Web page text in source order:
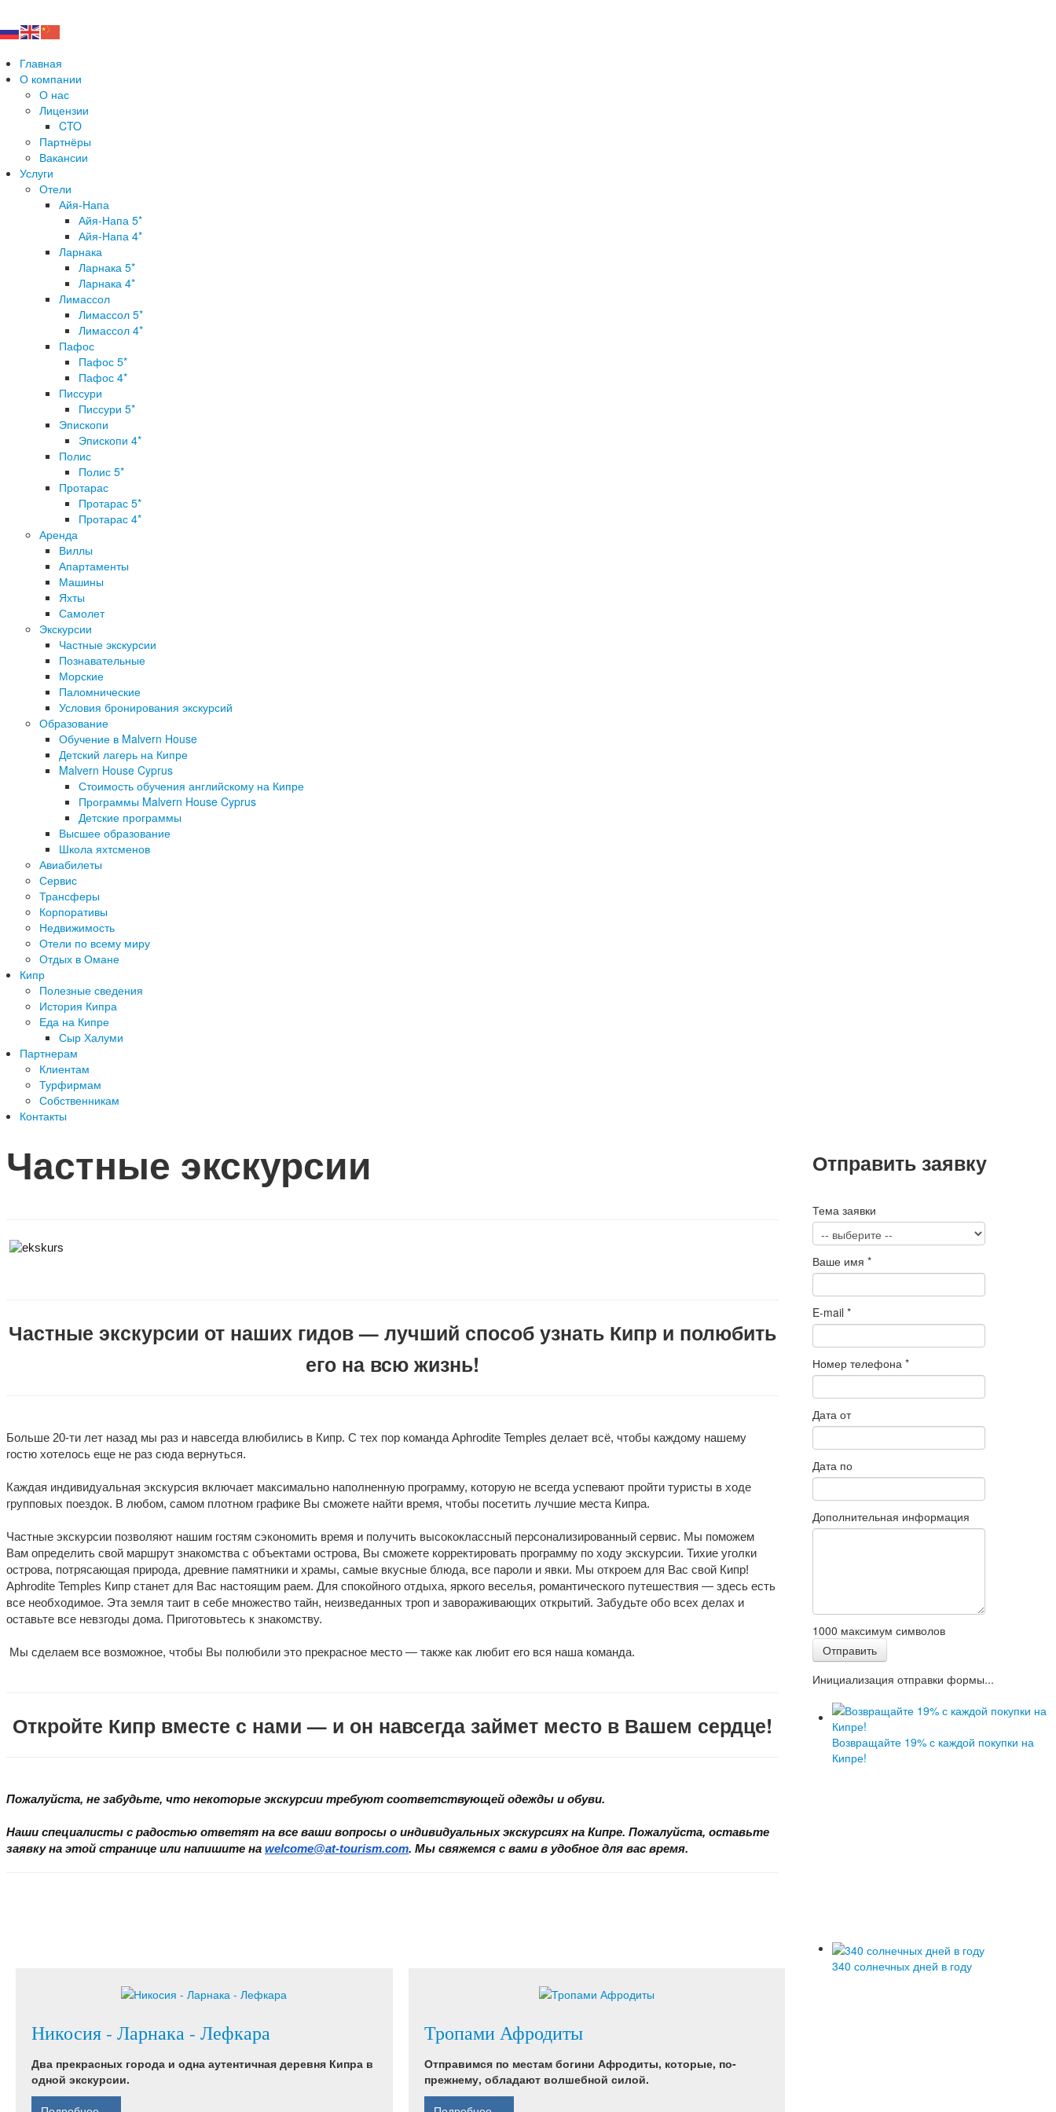
Главная
О компании
О нас
Лицензии
CTO
Партнёры
Вакансии
Услуги
Отели
Айя-Напа
Айя-Напа 5*
Айя-Напа 4*
Ларнака
Ларнака 5*
Ларнака 4*
Лимассол
Лимассол 5*
Лимассол 4*
Пафос
Пафос 5*
Пафос 4*
Писсури
Писсури 5*
Эпископи
Эпископи 4*
Полис
Полис 5*
Протарас
Протарас 5*
Протарас 4*
Аренда
Виллы
Апартаменты
Машины
Яхты
Самолет
Экскурсии
Частные экскурсии
Познавательные
Морские
Паломнические
Условия бронирования экскурсий
Образование
Обучение в Malvern House
Детский лагерь на Кипре
Malvern House Cyprus
Стоимость обучения английскому на Кипре
Программы Malvern House Cyprus
Детские программы
Высшее образование
Школа яхтсменов
Авиабилеты
Сервис
Трансферы
Корпоративы
Недвижимость
Отели по всему миру
Отдых в Омане
Кипр
Полезные сведения
История Кипра
Еда на Кипре
Сыр Халуми
Партнерам
Клиентам
Турфирмам
Собственникам
Контакты
Частные экскурсии
Частные экскурсии от наших гидов — лучший способ узнать Кипр и полюбить
его на всю жизнь!
Больше 20-ти лет назад мы раз и навсегда влюбились в Кипр. С тех пор команда Aphrodite Temples делает всё, чтобы каждому нашему
гостю хотелось еще не раз сюда вернуться.
Каждая индивидуальная экскурсия включает максимально наполненную программу, которую не всегда успевают пройти туристы в ходе
групповых поездок. В любом, самом плотном графике Вы сможете найти время, чтобы посетить лучшие места Кипра.
Частные экскурсии позволяют нашим гостям сэкономить время и получить высококлассный персонализированный сервис. Мы поможем
Вам определить свой маршрут знакомства с объектами острова, Вы сможете корректировать программу по ходу экскурсии. Тихие уголки
острова, потрясающая природа, древние памятники и храмы, самые вкусные блюда, все пароли и явки. Мы откроем для Вас свой Кипр!
Aphrodite Temples Кипр станет для Вас настоящим раем. Для спокойного отдыха, яркого веселья, романтического путешествия — здесь есть
все необходимое. Эта земля таит в себе множество тайн, неизведанных троп и завораживающих открытий. Забудьте обо всех делах и
оставьте все невзгоды дома. Приготовьтесь к знакомству.
Мы сделаем все возможное, чтобы Вы полюбили это прекрасное место — также как любит его вся наша команда.
Откройте Кипр вместе с нами — и он навсегда займет место в Вашем сердце!
Пожалуйста, не забудьте, что некоторые экскурсии требуют соответствующей одежды и обуви.
Наши специалисты с радостью ответят на все ваши вопросы о индивидуальных экскурсиях на Кипре. Пожалуйста, оставьте
заявку на этой странице или напишите на welcome@at-tourism.com. Мы свяжемся с вами в удобное для вас время.
Никосия - Ларнака - Лефкара
Два прекрасных города и одна аутентичная деревня Кипра в
одной экскурсии.
Тропами Афродиты
Отправимся по местам богини Афродиты, которые, по-
прежнему, обладают волшебной силой.
Отправить заявку
Тема заявки
Ваше имя *
E-mail *
Номер телефона *
Дата от
Дата по
Дополнительная информация
1000 максимум символов
Отправить
Инициализация отправки формы...
Возвращайте 19% с каждой покупки на
Кипре!
340 солнечных дней в году